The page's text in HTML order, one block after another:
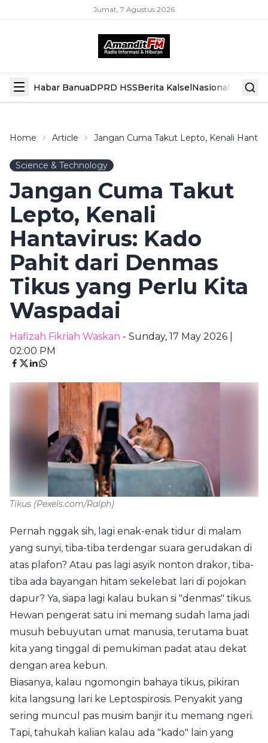
Jumat, 7 Agustus 2026
Habar BanuaDPRD HSSBerita KalselNasional Hiburan
Home Article Jangan Cuma Takut Lepto, Kenali
Science & Technology
Jangan Cuma Takut
Lepto, Kenali
Hantavirus: Kado
Pahit dari Denmas
Tikus yang Perlu Kita
Waspadai
Hafizah Fikriah Waskan - Sunday, 17 May 2026 |
02:00 PM
Tikus (Pexels.com/Ralph)
Pernah nggak sih, lagi enak-enak tidur di malam
yang sunyi, tiba-tiba terdengar suara gerudakan di
atas plafon? Atau pas lagi asyik nonton drakor, tiba-
tiba ada bayangan hitam sekelebat lari di pojokan
dapur? Ya, siapa lagi kalau bukan si "denmas" tikus.
Hewan pengerat satu ini memang sudah lama jadi
musuh bebuyutan umat manusia, terutama buat
kita yang tinggal di pemukiman padat atau dekat
dengan area kebun.
Biasanya, kalau ngomongin bahaya tikus, pikiran
kita langsung lari ke Leptospirosis. Penyakit yang
sering muncul pas musim banjir itu memang ngeri.
Tapi, tahukah kalian kalau ada "kado" lain yang